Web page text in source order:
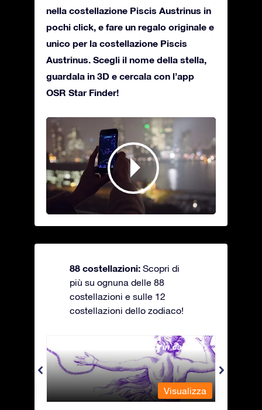
nella costellazione Piscis Austrinus in
pochi click, e fare un regalo originale e
unico per la costellazione Piscis
Austrinus. Scegli il nome della stella,
guardala in 3D e cercala con l’app
OSR Star Finder!
88 costellazioni: Scopri di
più su ognuna delle 88
costellazioni e sulle 12
costellazioni dello zodiaco!
Andromeda - La fanciulla in catene
Visualizza